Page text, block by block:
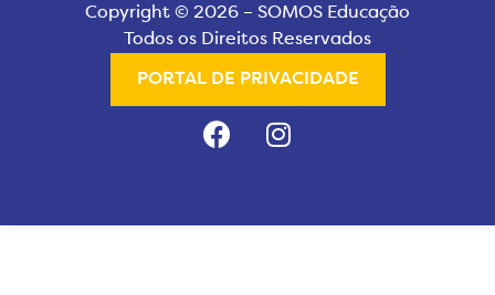
Copyright © 2026 – SOMOS Educação
Todos os Direitos Reservados
PORTAL DE PRIVACIDADE